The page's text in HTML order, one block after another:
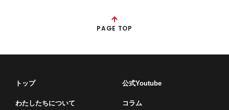
PAGE TOP
トップ
わたしたちについて
公式Youtube
コラム